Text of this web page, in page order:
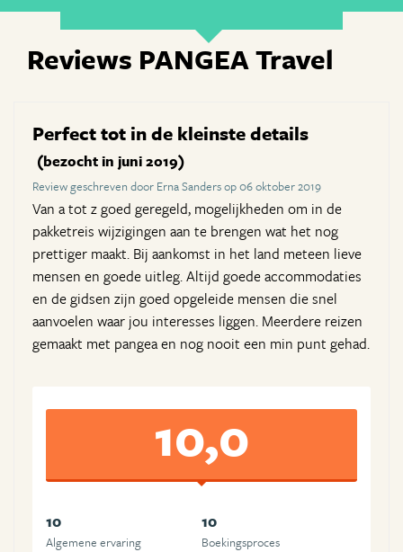
Reviews PANGEA Travel
Perfect tot in de kleinste details
(bezocht in juni 2019)
Review geschreven door Erna Sanders op 06 oktober 2019
Van a tot z goed geregeld, mogelijkheden om in de
pakketreis wijzigingen aan te brengen wat het nog
prettiger maakt. Bij aankomst in het land meteen lieve
mensen en goede uitleg. Altijd goede accommodaties
en de gidsen zijn goed opgeleide mensen die snel
aanvoelen waar jou interesses liggen. Meerdere reizen
gemaakt met pangea en nog nooit een min punt gehad.
10,0
10
Algemene ervaring
10
Boekingsproces